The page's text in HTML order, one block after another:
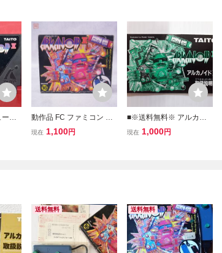
タ
動作品 FC ファミコン ア
ルカノイドII 箱説/コント
現在 1,100円
■※送料無料※ アルカノ
イド 2 説明書のみ FC フ
現在 1,000円
送料無料 送料無料